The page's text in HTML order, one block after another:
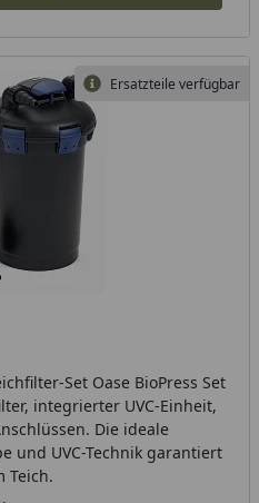
Ersatzteile verfügbar
Set Oase BioPress Set
integrierter UVC-Einheit,
Die ideale
und UVC-Technik garantiert
Teich.